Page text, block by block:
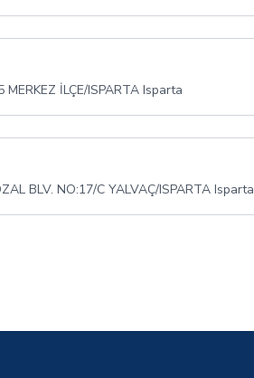
İLÇE/ISPARTA Isparta
BLV. NO:17/C YALVAÇ/ISPARTA Isparta